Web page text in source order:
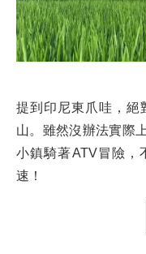
提到印尼東爪哇，絕
山。雖然沒辦法實際
小鎮騎著ATV冒險，
速！